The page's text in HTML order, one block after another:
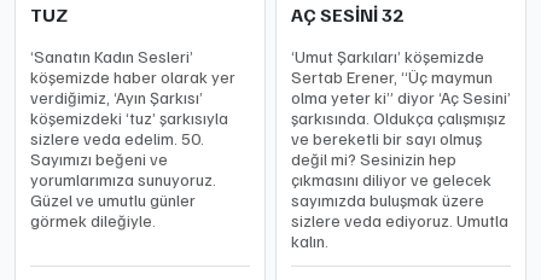
TUZ
‘Sanatın Kadın Sesleri’
köşemizde haber olarak yer
verdiğimiz, ‘Ayın Şarkısı’
köşemizdeki ‘tuz’ şarkısıyla
sizlere veda edelim. 50.
Sayımızı beğeni ve
yorumlarımıza sunuyoruz.
Güzel ve umutlu günler
görmek dileğiyle.
AÇ SESİNİ 32
‘Umut Şarkıları’ köşemizde
Sertab Erener, “Üç maymun
olma yeter ki” diyor ‘Aç Sesini’
şarkısında. Oldukça çalışmışız
ve bereketli bir sayı olmuş
değil mi? Sesinizin hep
çıkmasını diliyor ve gelecek
sayımızda buluşmak üzere
sizlere veda ediyoruz. Umutla
kalın.